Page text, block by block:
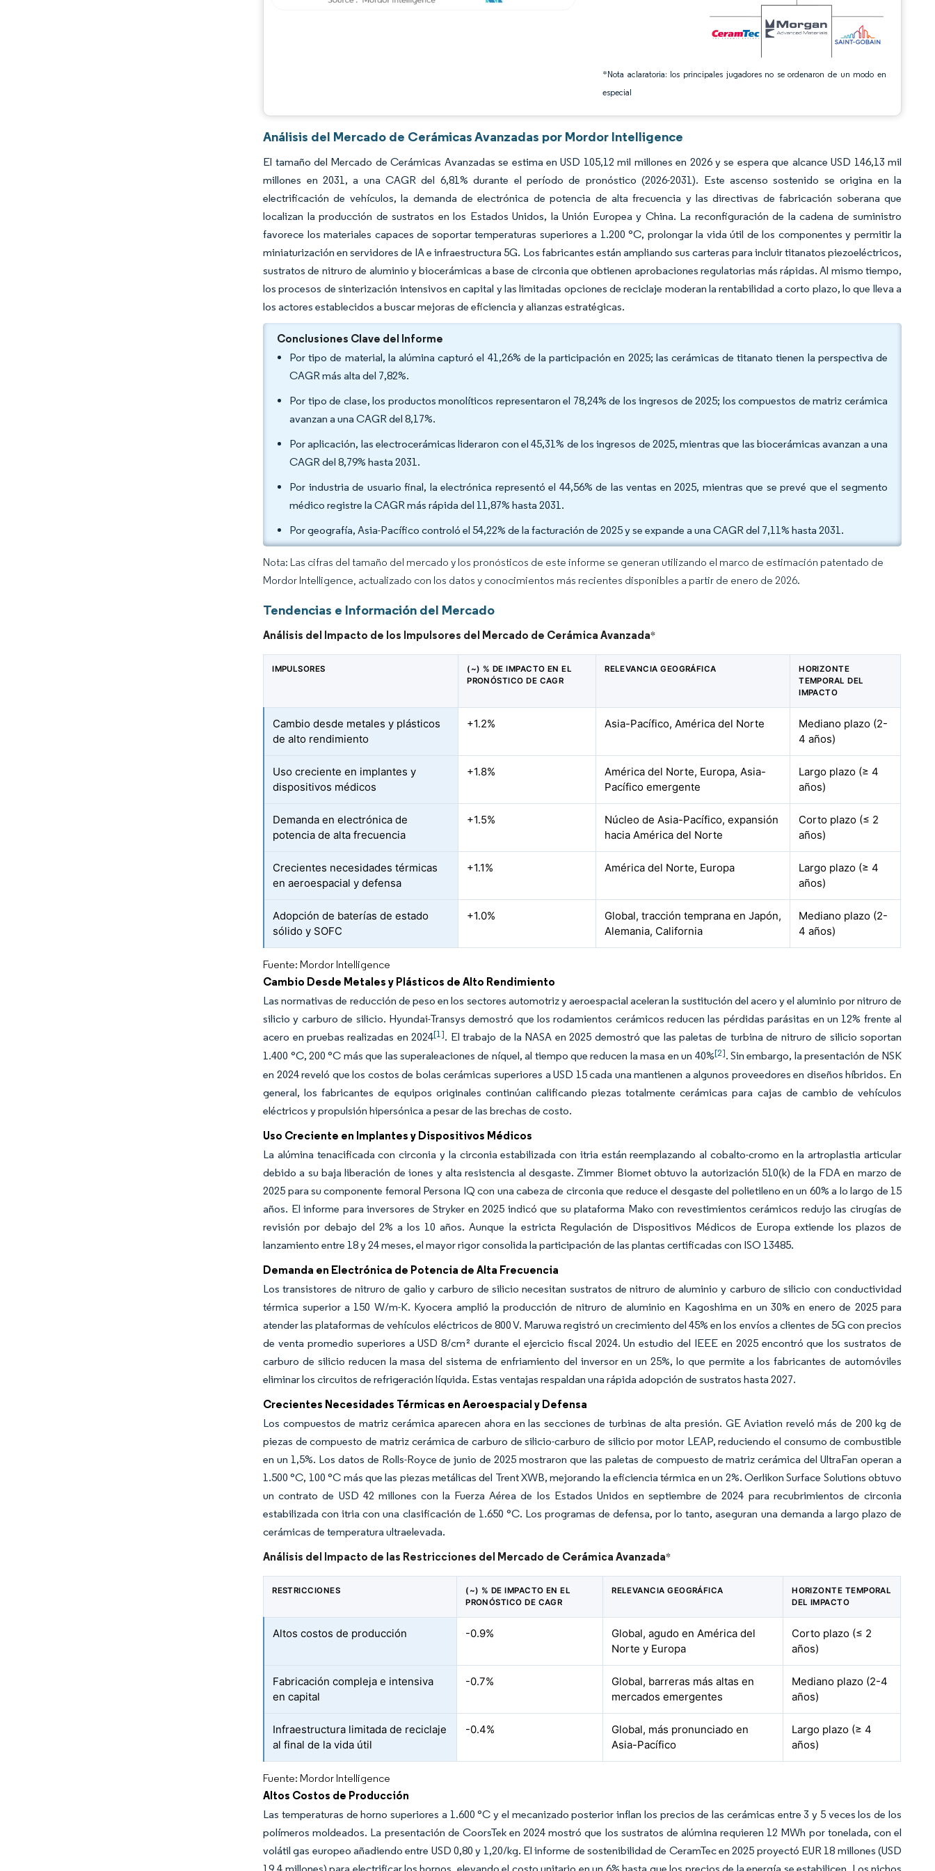
*Nota aclaratoria: los principales jugadores no se ordenaron de un modo en
especial
Análisis del Mercado de Cerámicas Avanzadas por Mordor Intelligence
El tamaño del Mercado de Cerámicas Avanzadas se estima en USD 105,12 mil millones en 2026 y se espera que alcance USD 146,13 mil
millones en 2031, a una CAGR del 6,81% durante el período de pronóstico (2026-2031). Este ascenso sostenido se origina en la
electrificación de vehículos, la demanda de electrónica de potencia de alta frecuencia y las directivas de fabricación soberana que
localizan la producción de sustratos en los Estados Unidos, la Unión Europea y China. La reconfiguración de la cadena de suministro
favorece los materiales capaces de soportar temperaturas superiores a 1.200 °C, prolongar la vida útil de los componentes y permitir la
miniaturización en servidores de IA e infraestructura 5G. Los fabricantes están ampliando sus carteras para incluir titanatos piezoeléctricos,
sustratos de nitruro de aluminio y biocerámicas a base de circonia que obtienen aprobaciones regulatorias más rápidas. Al mismo tiempo,
los procesos de sinterización intensivos en capital y las limitadas opciones de reciclaje moderan la rentabilidad a corto plazo, lo que lleva a
los actores establecidos a buscar mejoras de eficiencia y alianzas estratégicas.
Conclusiones Clave del Informe
Por tipo de material, la alúmina capturó el 41,26% de la participación en 2025; las cerámicas de titanato tienen la perspectiva de
CAGR más alta del 7,82%.
Por tipo de clase, los productos monolíticos representaron el 78,24% de los ingresos de 2025; los compuestos de matriz cerámica
avanzan a una CAGR del 8,17%.
Por aplicación, las electrocerámicas lideraron con el 45,31% de los ingresos de 2025, mientras que las biocerámicas avanzan a una
CAGR del 8,79% hasta 2031.
Por industria de usuario final, la electrónica representó el 44,56% de las ventas en 2025, mientras que se prevé que el segmento
médico registre la CAGR más rápida del 11,87% hasta 2031.
Por geografía, Asia-Pacífico controló el 54,22% de la facturación de 2025 y se expande a una CAGR del 7,11% hasta 2031.
Nota: Las cifras del tamaño del mercado y los pronósticos de este informe se generan utilizando el marco de estimación patentado de
Mordor Intelligence, actualizado con los datos y conocimientos más recientes disponibles a partir de enero de 2026.
Tendencias e Información del Mercado
Análisis del Impacto de los Impulsores del Mercado de Cerámica Avanzada*
IMPULSORES
(~) % DE IMPACTO EN EL
PRONÓSTICO DE CAGR
RELEVANCIA GEOGRÁFICA
HORIZONTE
TEMPORAL DEL
IMPACTO
Cambio desde metales y plásticos
de alto rendimiento
+1.2% Asia-Pacífico, América del Norte
Mediano plazo (2-
4 años)
Uso creciente en implantes y
dispositivos médicos
+1.8%
América del Norte, Europa, Asia-
Pacífico emergente
Largo plazo (≥ 4
años)
Demanda en electrónica de
potencia de alta frecuencia
+1.5%
Núcleo de Asia-Pacífico, expansión
hacia América del Norte
Corto plazo (≤ 2
años)
Crecientes necesidades térmicas
en aeroespacial y defensa
+1.1% América del Norte, Europa
Largo plazo (≥ 4
años)
Adopción de baterías de estado
sólido y SOFC
+1.0%
Global, tracción temprana en Japón,
Alemania, California
Mediano plazo (2-
4 años)
Fuente: Mordor Intelligence
Cambio Desde Metales y Plásticos de Alto Rendimiento
Las normativas de reducción de peso en los sectores automotriz y aeroespacial aceleran la sustitución del acero y el aluminio por nitruro de
silicio y carburo de silicio. Hyundai-Transys demostró que los rodamientos cerámicos reducen las pérdidas parásitas en un 12% frente al
acero en pruebas realizadas en 2024[1]. El trabajo de la NASA en 2025 demostró que las paletas de turbina de nitruro de silicio soportan
1.400 °C, 200 °C más que las superaleaciones de níquel, al tiempo que reducen la masa en un 40%[2]. Sin embargo, la presentación de NSK
en 2024 reveló que los costos de bolas cerámicas superiores a USD 15 cada una mantienen a algunos proveedores en diseños híbridos. En
general, los fabricantes de equipos originales continúan calificando piezas totalmente cerámicas para cajas de cambio de vehículos
eléctricos y propulsión hipersónica a pesar de las brechas de costo.
Uso Creciente en Implantes y Dispositivos Médicos
La alúmina tenacificada con circonia y la circonia estabilizada con itria están reemplazando al cobalto-cromo en la artroplastia articular
debido a su baja liberación de iones y alta resistencia al desgaste. Zimmer Biomet obtuvo la autorización 510(k) de la FDA en marzo de
2025 para su componente femoral Persona IQ con una cabeza de circonia que reduce el desgaste del polietileno en un 60% a lo largo de 15
años. El informe para inversores de Stryker en 2025 indicó que su plataforma Mako con revestimientos cerámicos redujo las cirugías de
revisión por debajo del 2% a los 10 años. Aunque la estricta Regulación de Dispositivos Médicos de Europa extiende los plazos de
lanzamiento entre 18 y 24 meses, el mayor rigor consolida la participación de las plantas certificadas con ISO 13485.
Demanda en Electrónica de Potencia de Alta Frecuencia
Los transistores de nitruro de galio y carburo de silicio necesitan sustratos de nitruro de aluminio y carburo de silicio con conductividad
térmica superior a 150 W/m-K. Kyocera amplió la producción de nitruro de aluminio en Kagoshima en un 30% en enero de 2025 para
atender las plataformas de vehículos eléctricos de 800 V. Maruwa registró un crecimiento del 45% en los envíos a clientes de 5G con precios
de venta promedio superiores a USD 8/cm² durante el ejercicio fiscal 2024. Un estudio del IEEE en 2025 encontró que los sustratos de
carburo de silicio reducen la masa del sistema de enfriamiento del inversor en un 25%, lo que permite a los fabricantes de automóviles
eliminar los circuitos de refrigeración líquida. Estas ventajas respaldan una rápida adopción de sustratos hasta 2027.
Crecientes Necesidades Térmicas en Aeroespacial y Defensa
Los compuestos de matriz cerámica aparecen ahora en las secciones de turbinas de alta presión. GE Aviation reveló más de 200 kg de
piezas de compuesto de matriz cerámica de carburo de silicio-carburo de silicio por motor LEAP, reduciendo el consumo de combustible
en un 1,5%. Los datos de Rolls-Royce de junio de 2025 mostraron que las paletas de compuesto de matriz cerámica del UltraFan operan a
1.500 °C, 100 °C más que las piezas metálicas del Trent XWB, mejorando la eficiencia térmica en un 2%. Oerlikon Surface Solutions obtuvo
un contrato de USD 42 millones con la Fuerza Aérea de los Estados Unidos en septiembre de 2024 para recubrimientos de circonia
estabilizada con itria con una clasificación de 1.650 °C. Los programas de defensa, por lo tanto, aseguran una demanda a largo plazo de
cerámicas de temperatura ultraelevada.
Análisis del Impacto de las Restricciones del Mercado de Cerámica Avanzada*
RESTRICCIONES
(~) % DE IMPACTO EN EL
PRONÓSTICO DE CAGR
RELEVANCIA GEOGRÁFICA
HORIZONTE TEMPORAL
DEL IMPACTO
Altos costos de producción -0.9%
Global, agudo en América del
Norte y Europa
Corto plazo (≤ 2
años)
Fabricación compleja e intensiva
en capital
-0.7%
Global, barreras más altas en
mercados emergentes
Mediano plazo (2-4
años)
Infraestructura limitada de reciclaje
al final de la vida útil
-0.4%
Global, más pronunciado en
Asia-Pacífico
Largo plazo (≥ 4
años)
Fuente: Mordor Intelligence
Altos Costos de Producción
Las temperaturas de horno superiores a 1.600 °C y el mecanizado posterior inflan los precios de las cerámicas entre 3 y 5 veces los de los
polímeros moldeados. La presentación de CoorsTek en 2024 mostró que los sustratos de alúmina requieren 12 MWh por tonelada, con el
volátil gas europeo añadiendo entre USD 0,80 y 1,20/kg. El informe de sostenibilidad de CeramTec en 2025 proyectó EUR 18 millones (USD